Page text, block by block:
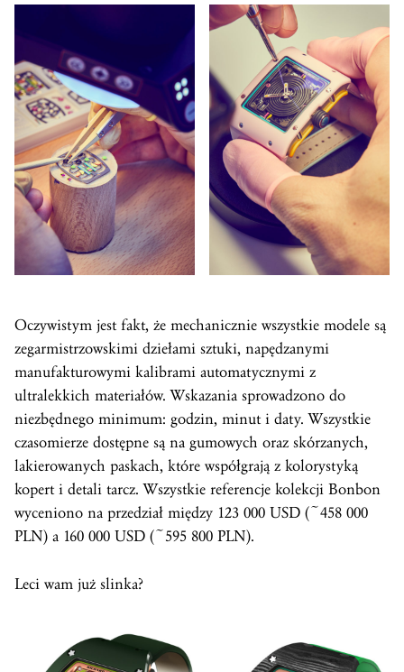
Oczywistym jest fakt, że mechanicznie wszystkie modele są
zegarmistrzowskimi dziełami sztuki, napędzanymi
manufakturowymi kalibrami automatycznymi z
ultralekkich materiałów. Wskazania sprowadzono do
niezbędnego minimum: godzin, minut i daty. Wszystkie
czasomierze dostępne są na gumowych oraz skórzanych,
lakierowanych paskach, które współgrają z kolorystyką
kopert i detali tarcz. Wszystkie referencje kolekcji Bonbon
wyceniono na przedział między 123 000 USD (~458 000
PLN) a 160 000 USD (~595 800 PLN).
Leci wam już slinka?